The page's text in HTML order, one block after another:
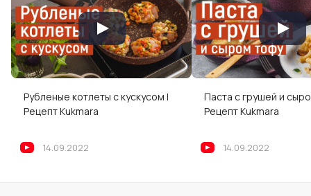
Рубленые котлеты с кускусом |
Рецепт Kukmara
14.09.2022
Паста с грушей и
Рецепт Kukmara
14.09.2022